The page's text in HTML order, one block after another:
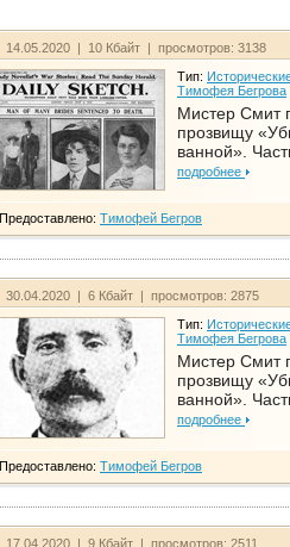
14.05.2020 | 10 Кбайт | просмотров: 3138
Тип:
Тимофея Бегрова
Мистер Смит
прозвищу
ванной».
подробнее
Предоставлено: Тимофей Бегров
30.04.2020 | 6 Кбайт | просмотров: 2875
Тип:
Тимофея Бегрова
Мистер Смит
прозвищу
ванной».
подробнее
Предоставлено: Тимофей Бегров
17.04.2020 | 9 Кбайт | просмотров: 2511